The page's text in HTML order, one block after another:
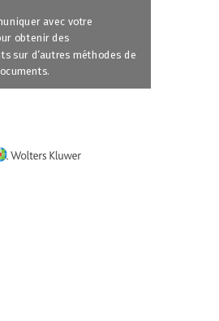
avec votre
obtenir des
sur d’autres méthodes de